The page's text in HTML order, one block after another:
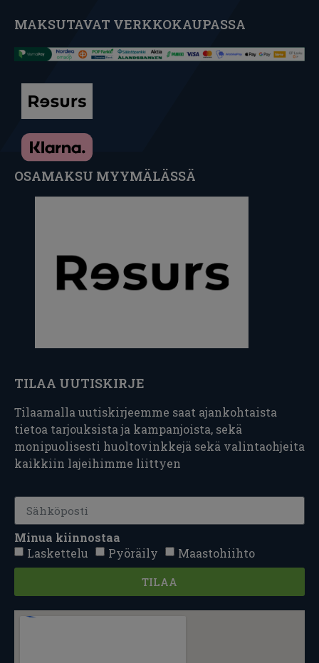
MAKSUTAVAT VERKKOKAUPASSA
OSAMAKSU MYYMÄLÄSSÄ
TILAA UUTISKIRJE
Tilaamalla uutiskirjeemme saat ajankohtaista
tietoa tarjouksista ja kampanjoista, sekä
monipuolisesti huoltovinkkejä sekä valintaohjeita
kaikkiin lajeihimme liittyen
Minua kiinnostaa
Laskettelu
Pyöräily Maastohiihto
TILAA